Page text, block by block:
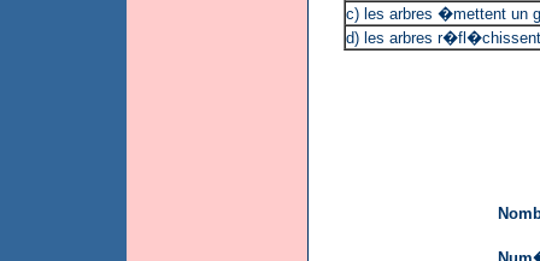
c) les arbres �mettent un
d) les arbres